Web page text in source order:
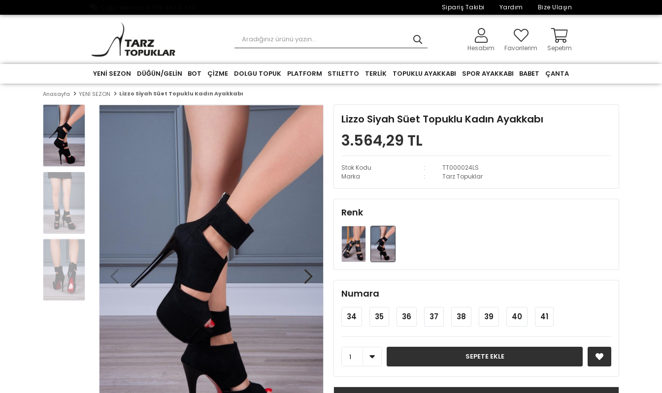
Sipariş Takibi Yardım Bize Ulaşın
Hesabım Favorilerim Sepetim
YENİ SEZON DÜĞÜN/GELİN BOT ÇİZME DOLGU TOPUK PLATFORM STILETTO TERLİK TOPUKLU AYAKKABI SPOR AYAKKABI BABET ÇANTA
Anasayfa YENİ SEZON Lizzo Siyah Süet Topuklu Kadın Ayakkabı
Lizzo Siyah Süet Topuklu Kadın Ayakkabı
3.564,29 TL
Stok Kodu
TT000024LS
Marka
Tarz Topuklar
Renk
Numara
34 35 36 37 38 39 40 41
SEPETE EKLE